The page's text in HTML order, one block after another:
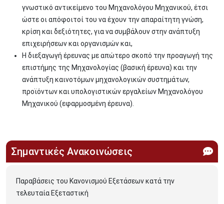
γνωστικό αντικείμενο του Μηχανολόγου Μηχανικού, έτσι
ώστε οι απόφοιτοί του να έχουν την απαραίτητη γνώση,
κρίση και δεξιότητες, για να συμβάλουν στην ανάπτυξη
επιχειρήσεων και οργανισμών και,
Η διεξαγωγή έρευνας με απώτερο σκοπό την προαγωγή της
επιστήμης της Μηχανολογίας (βασική έρευνα) και την
ανάπτυξη καινοτόμων μηχανολογικών συστημάτων,
προϊόντων και υπολογιστικών εργαλείων Μηχανολόγου
Μηχανικού (εφαρμοσμένη έρευνα).
Σημαντικές Ανακοινώσεις
Παραβάσεις του Κανονισμού Εξετάσεων κατά την
τελευταία Εξεταστική